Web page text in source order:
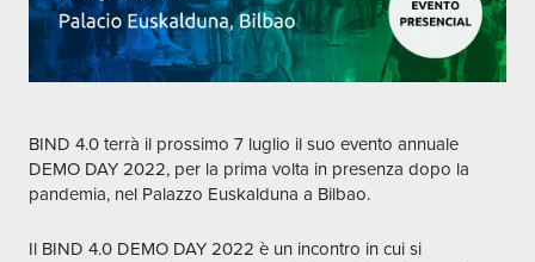
BIND 4.0 terrà il prossimo 7 luglio il suo evento annuale
DEMO DAY 2022, per la prima volta in presenza dopo la
pandemia, nel Palazzo Euskalduna a Bilbao.
Il BIND 4.0 DEMO DAY 2022 è un incontro in cui si